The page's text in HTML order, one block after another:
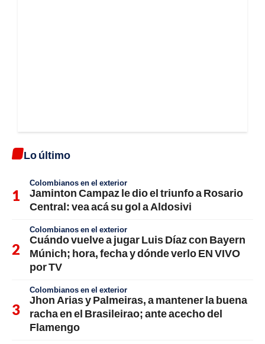
Lo último
Colombianos en el exterior
Jaminton Campaz le dio el triunfo a Rosario
Central: vea acá su gol a Aldosivi
Colombianos en el exterior
Cuándo vuelve a jugar Luis Díaz con Bayern
Múnich; hora, fecha y dónde verlo EN VIVO
por TV
Colombianos en el exterior
Jhon Arias y Palmeiras, a mantener la buena
racha en el Brasileirao; ante acecho del
Flamengo